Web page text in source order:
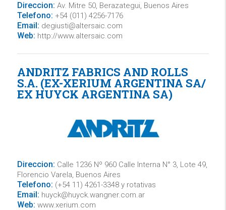
Direccion: Av. Mitre 50, Berazategui, Buenos Aires
Telefono: +54 (011) 4256-7176
Email: degiusti@altersaic.com
Web: http://www.altersaic.com
ANDRITZ FABRICS AND ROLLS
S.A. (EX-XERIUM ARGENTINA SA/
EX HUYCK ARGENTINA SA)
Direccion: Calle 1236 Nº 960 Calle Interna N° 3, Lote 49,
Florencio Varela, Buenos Aires
Telefono: (+54 11) 4261-3348 y rotativas
Email: huyck@huyck.wangner.com.ar
Web: www.xerium.com